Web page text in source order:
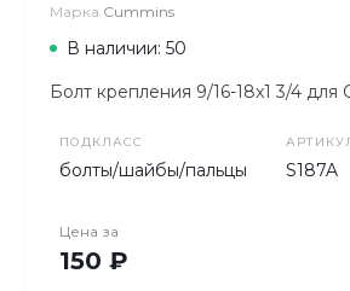
Марка Cummins
В наличии: 50
Болт крепления 9/16-18x1 3/4 для
ПОДКЛАСС
болты/шайбы/пальцы S187A
Цена за
150 ₽